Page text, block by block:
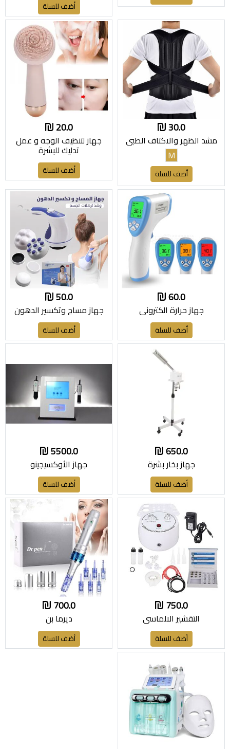
أضف للسلة
30.0
مشد الظهر والاكتاف الطبي
M
أضف للسلة
20.0
جهاز لتنظيف الوجه و عمل
تدليك للبشرة
أضف للسلة
60.0
جهاز حرارة الكتروني
أضف للسلة
50.0
جهاز مساج وتكسير الدهون
أضف للسلة
650.0
جهاز بخار بشرة
أضف للسلة
5500.0
جهاز الأوكسيجينو
أضف للسلة
750.0
التقشير الالماسي
أضف للسلة
700.0
ديرما بن
أضف للسلة